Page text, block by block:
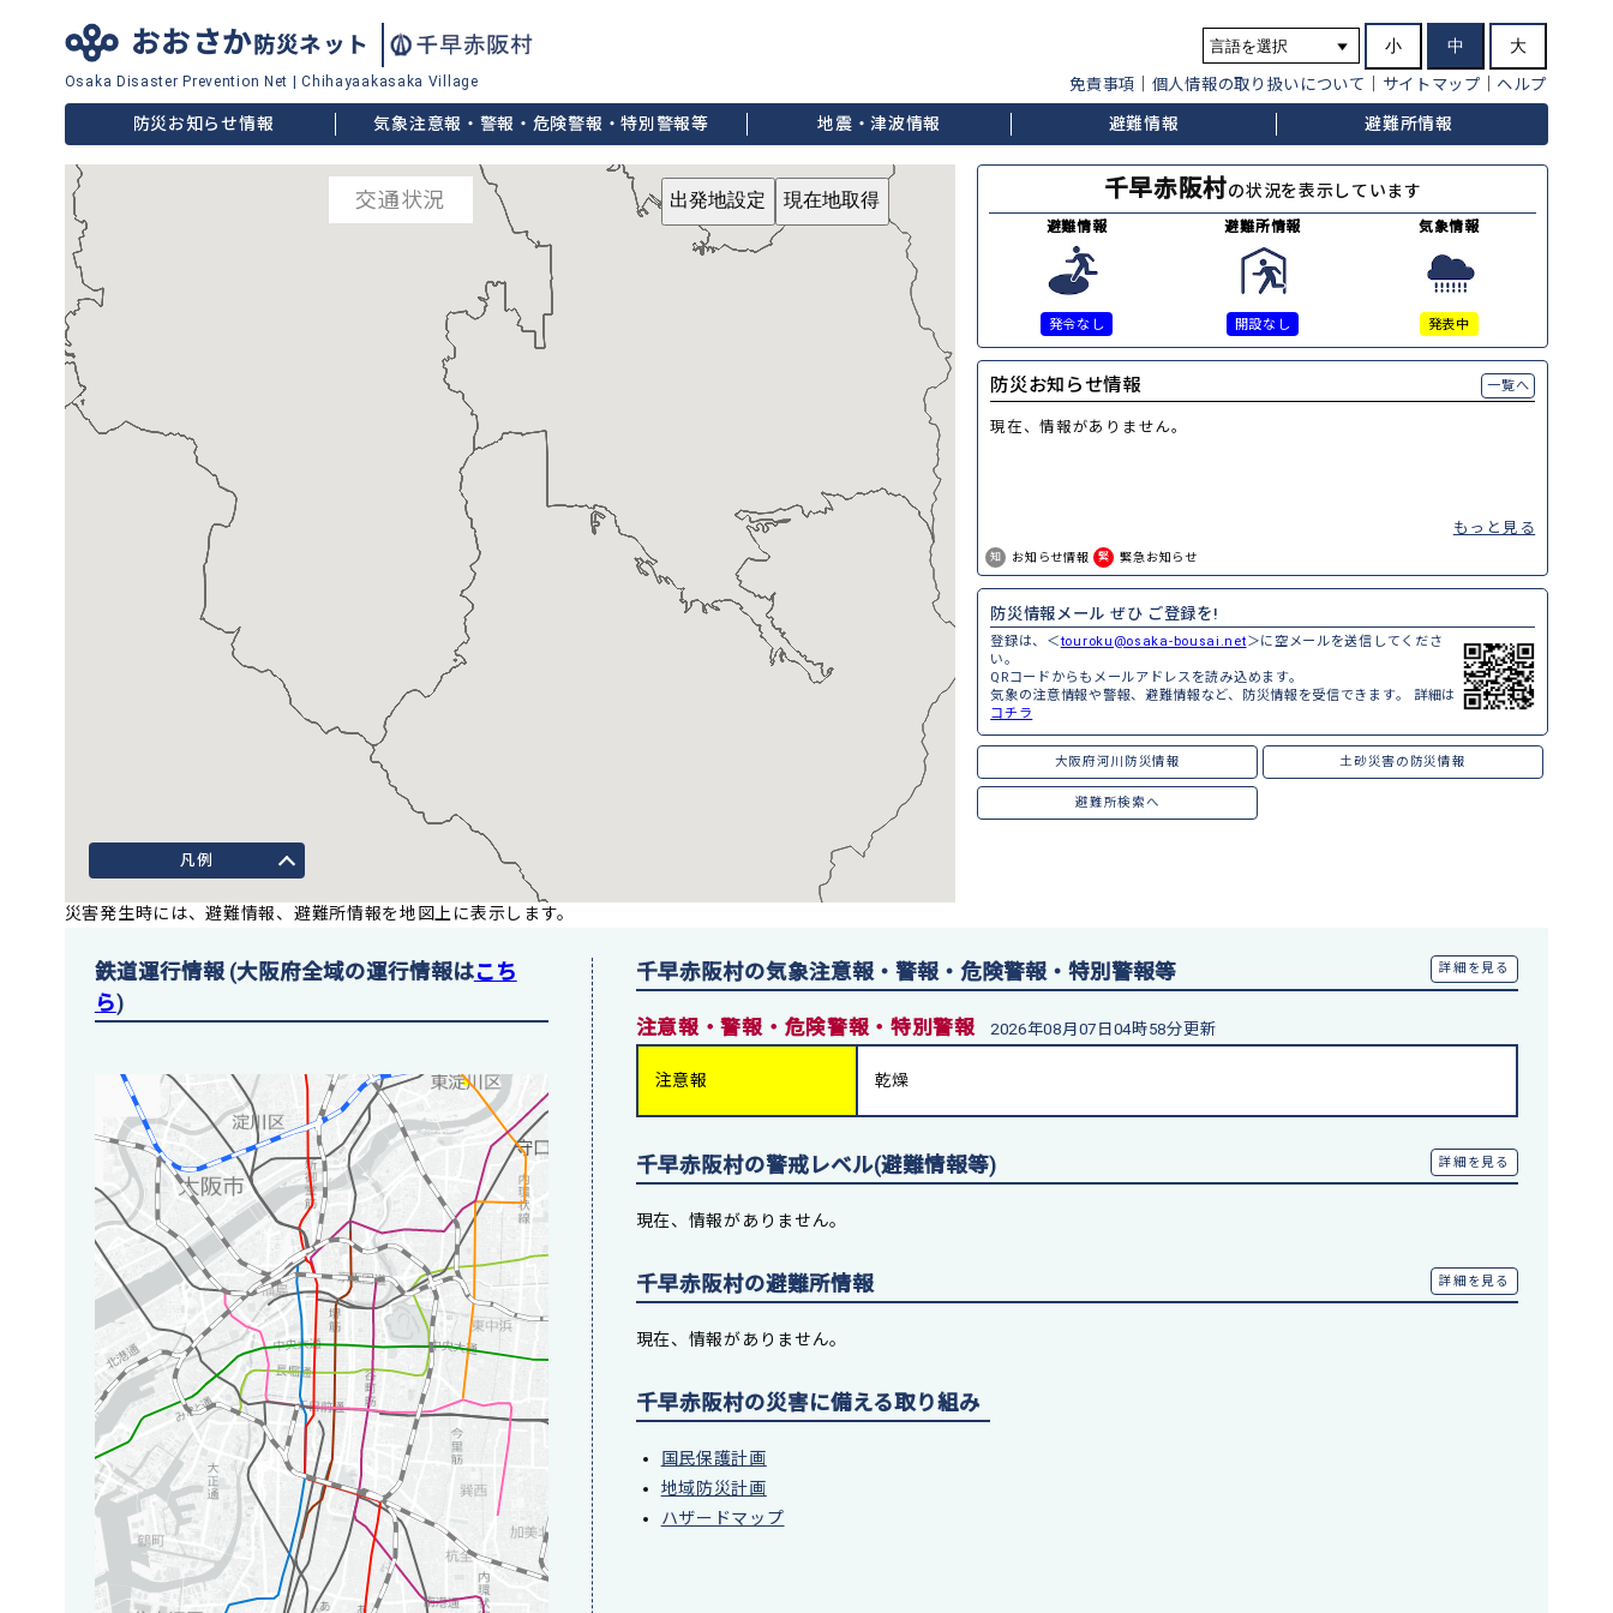
おおさか防災ネット
Osaka Disaster Prevention Net Chihayaakasaka Village
小 中 大
免責事項 個人情報の取り扱いについて サイトマップ ヘルプ
防災お知らせ情報 気象注意報・警報・危険警報・特別警報等 地震・津波情報 避難情報 避難所情報
交通状況 出発地設定 現在地取得
凡例
災害発生時には、避難情報、避難所情報を地図上に表示します。
千早赤阪村の状況を表示しています
避難情報
発令なし
避難所情報
開設なし
気象情報
発表中
防災お知らせ情報 一覧へ
現在、情報がありません。
もっと見る
知 お知らせ情報 緊 緊急お知らせ
防災情報メール ぜひ ご登録を!
登録は、＜touroku@osaka-bousai.net＞に空メールを送信してくださ
い。
QRコードからもメールアドレスを読み込めます。
気象の注意情報や警報、避難情報など、防災情報を受信できます。 詳細は
コチラ
大阪府河川防災情報 土砂災害の防災情報
避難所検索へ
鉄道運行情報 (大阪府全域の運行情報はこち
ら)
千早赤阪村の気象注意報・警報・危険警報・特別警報等 詳細を見る
注意報・警報・危険警報・特別警報 2026年08月07日04時58分更新
注意報 乾燥
千早赤阪村の警戒レベル(避難情報等) 詳細を見る
現在、情報がありません。
千早赤阪村の避難所情報 詳細を見る
現在、情報がありません。
千早赤阪村の災害に備える取り組み
国民保護計画
地域防災計画
ハザードマップ